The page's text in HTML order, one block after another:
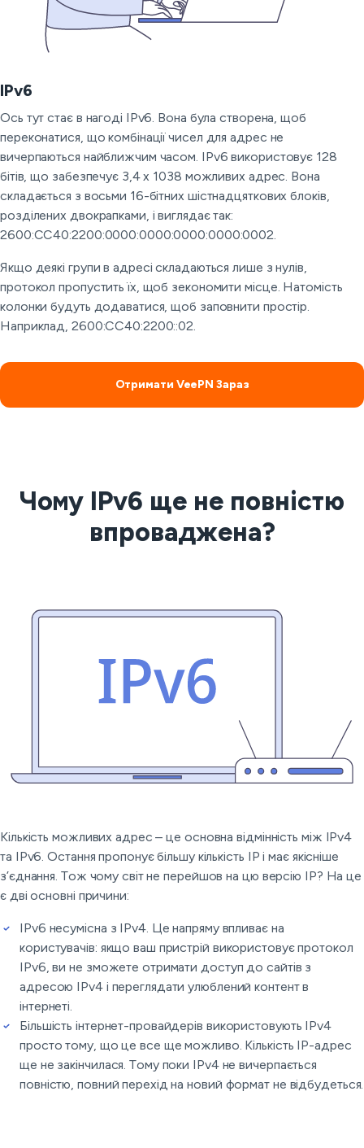
IPv6
Ось тут стає в нагоді IPv6. Вона була створена, щоб
переконатися, що комбінації чисел для адрес не
вичерпаються найближчим часом. IPv6 використовує 128
бітів, що забезпечує 3,4 x 1038 можливих адрес. Вона
складається з восьми 16-бітних шістнадцяткових блоків,
розділених двокрапками, і виглядає так:
2600:CC40:2200:0000:0000:0000:0000:0002.
Якщо деякі групи в адресі складаються лише з нулів,
протокол пропустить їх, щоб зекономити місце. Натомість
колонки будуть додаватися, щоб заповнити простір.
Наприклад, 2600:CC40:2200::02.
Отримати VeePN Зараз
Чому IPv6 ще не повністю
впроваджена?
Кількість можливих адрес – це основна відмінність між IPv4
та IPv6. Остання пропонує більшу кількість IP і має якісніше
з’єднання. Тож чому світ не перейшов на цю версію IP? На це
є дві основні причини:
IPv6 несумісна з IPv4. Це напряму впливає на
користувачів: якщо ваш пристрій використовує протокол
IPv6, ви не зможете отримати доступ до сайтів з
адресою IPv4 і переглядати улюблений контент в
інтернеті.
Більшість інтернет-провайдерів використовують IPv4
просто тому, що це все ще можливо. Кількість IP-адрес
ще не закінчилася. Тому поки IPv4 не вичерпається
повністю, повний перехід на новий формат не відбудеться.